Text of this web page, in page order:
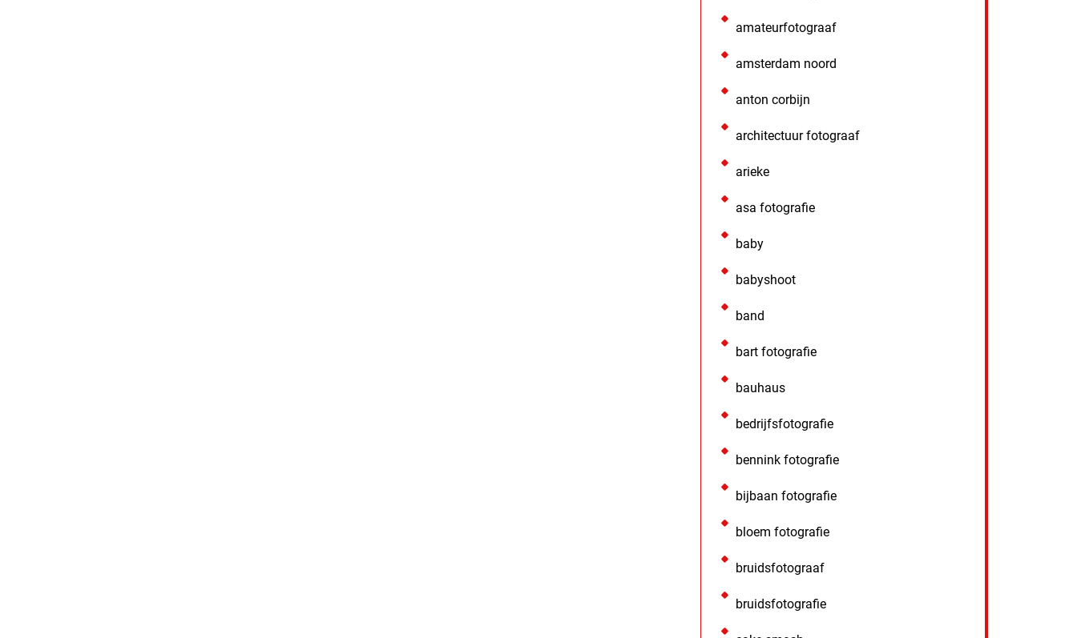
amateurfotograaf
amsterdam noord
anton corbijn
architectuur fotograaf
arieke
asa fotografie
baby
babyshoot
band
bart fotografie
bauhaus
bedrijfsfotografie
bennink fotografie
bijbaan fotografie
bloem fotografie
bruidsfotograaf
bruidsfotografie